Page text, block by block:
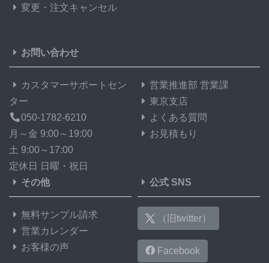
変更・注文キャンセル
お問い合わせ
カスタマーサポートセン
ター
050-1782-6210
月～金 9:00～19:00
土 9:00～17:00
定休日 日曜・祝日
営業推進部 営業課
東京支店
よくある質問
お見積もり
その他
無料サンプル請求
営業カレンダー
お客様の声
公式 SNS
（旧twitter）
Facebook